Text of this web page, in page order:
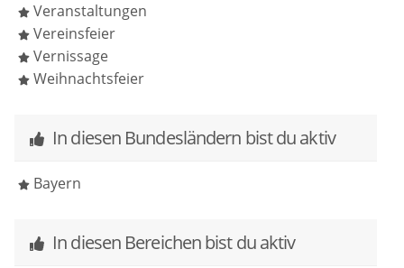
Veranstaltungen
Vereinsfeier
Vernissage
Weihnachtsfeier
In diesen Bundesländern bist du aktiv
Bayern
In diesen Bereichen bist du aktiv